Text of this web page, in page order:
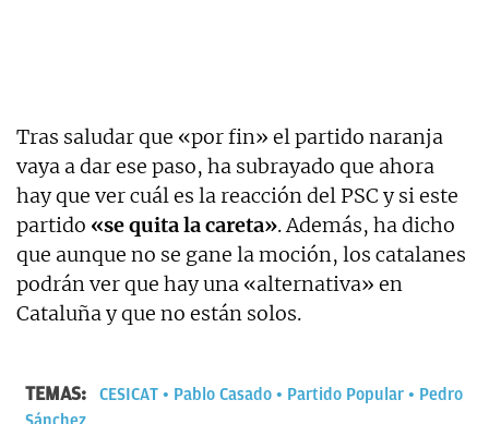
Tras saludar que «por fin» el partido naranja
vaya a dar ese paso, ha subrayado que ahora
hay que ver cuál es la reacción del PSC y si este
partido «se quita la careta». Además, ha dicho
que aunque no se gane la moción, los catalanes
podrán ver que hay una «alternativa» en
Cataluña y que no están solos.
TEMAS: CESICAT Pablo Casado Partido Popular
Pedro